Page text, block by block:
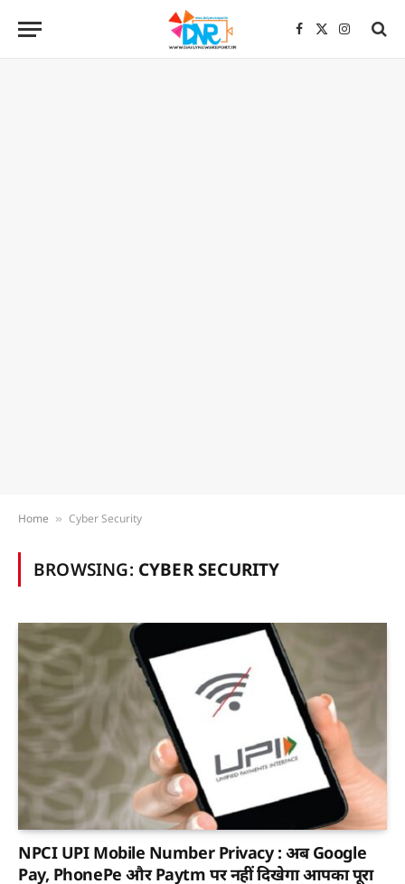
Facebook
X
Home » Cyber Security
BROWSING: CYBER SECURITY
NPCI UPI Mobile Number Privacy : अब Google
Pay, PhonePe और Paytm पर नहीं दिखेगा आपका पूरा